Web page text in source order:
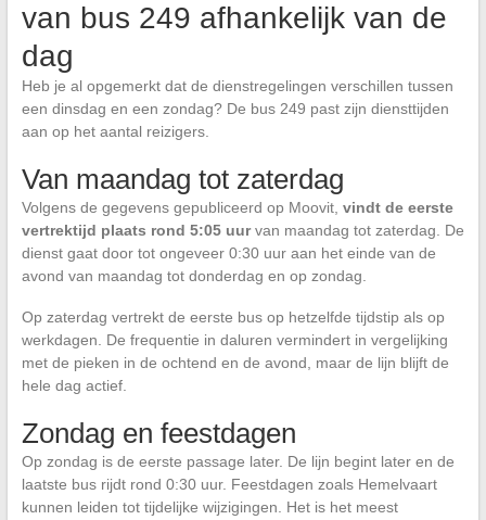
van bus 249 afhankelijk van de
dag
Heb je al opgemerkt dat de dienstregelingen verschillen tussen
een dinsdag en een zondag? De bus 249 past zijn diensttijden
aan op het aantal reizigers.
Van maandag tot zaterdag
Volgens de gegevens gepubliceerd op Moovit, vindt de eerste
vertrektijd plaats rond 5:05 uurvan maandag tot zaterdag. De
dienst gaat door tot ongeveer 0:30 uur aan het einde van de
avond van maandag tot donderdag en op zondag.
Op zaterdag vertrekt de eerste bus op hetzelfde tijdstip als op
werkdagen. De frequentie in daluren vermindert in vergelijking
met de pieken in de ochtend en de avond, maar de lijn blijft de
hele dag actief.
Zondag en feestdagen
Op zondag is de eerste passage later. De lijn begint later en de
laatste bus rijdt rond 0:30 uur. Feestdagen zoals Hemelvaart
kunnen leiden tot tijdelijke wijzigingen. Het is het meest